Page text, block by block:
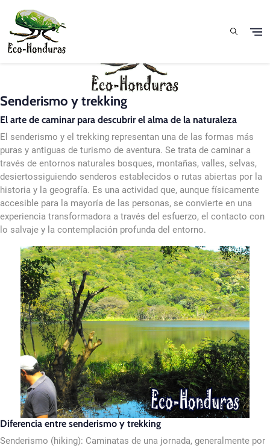
Senderismo y trekking
El arte de caminar para descubrir el alma de la naturaleza
El senderismo y el trekking representan una de las formas más
puras y antiguas de turismo de aventura. Se trata de caminar a
través de entornos naturales bosques, montañas, valles, selvas,
desiertossiguiendo senderos establecidos o rutas abiertas por la
historia y la geografía. Es una actividad que, aunque físicamente
accesible para la mayoría de las personas, se convierte en una
experiencia transformadora a través del esfuerzo, el contacto con
lo salvaje y la contemplación profunda del entorno.
Diferencia entre senderismo y trekking
Senderismo (hiking): Caminatas de una jornada, generalmente por